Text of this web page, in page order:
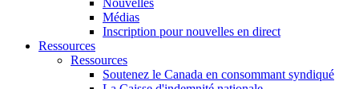
Nouvelles
Médias
Inscription pour nouvelles en direct
Ressources
Ressources
Soutenez le Canada en consommant syndiqué